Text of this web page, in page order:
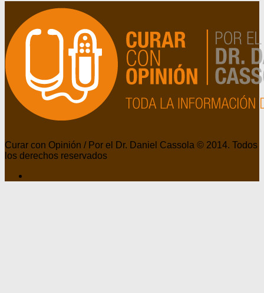
Curar con Opinión / Por el Dr. Daniel Cassola © 2014. Todos
los derechos reservados